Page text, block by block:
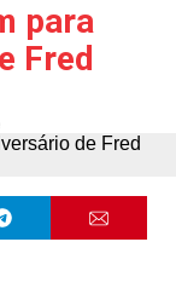
para
Fred